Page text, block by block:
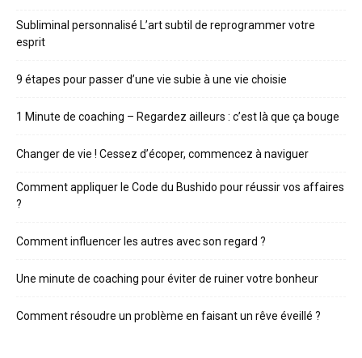
Subliminal personnalisé L’art subtil de reprogrammer votre
esprit
9 étapes pour passer d’une vie subie à une vie choisie
1 Minute de coaching – Regardez ailleurs : c’est là que ça bouge
Changer de vie ! Cessez d’écoper, commencez à naviguer
Comment appliquer le Code du Bushido pour réussir vos affaires
?
Comment influencer les autres avec son regard ?
Une minute de coaching pour éviter de ruiner votre bonheur
Comment résoudre un problème en faisant un rêve éveillé ?